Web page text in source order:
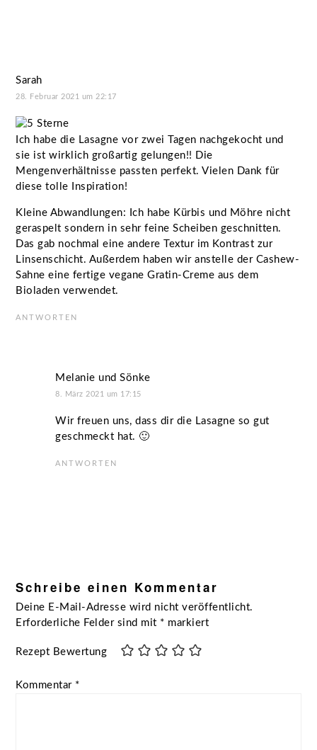
Sarah
28. Februar 2021 um 22:17
Ich habe die Lasagne vor zwei Tagen nachgekocht und
sie ist wirklich großartig gelungen!! Die
Mengenverhältnisse passten perfekt. Vielen Dank für
diese tolle Inspiration!
Kleine Abwandlungen: Ich habe Kürbis und Möhre nicht
geraspelt sondern in sehr feine Scheiben geschnitten.
Das gab nochmal eine andere Textur im Kontrast zur
Linsenschicht. Außerdem haben wir anstelle der Cashew-
Sahne eine fertige vegane Gratin-Creme aus dem
Bioladen verwendet.
ANTWORTEN
Melanie und Sönke
8. März 2021 um 17:15
Wir freuen uns, dass dir die Lasagne so gut
geschmeckt hat. 🙂
ANTWORTEN
Schreibe einen Kommentar
Deine E-Mail-Adresse wird nicht veröffentlicht.
Erforderliche Felder sind mit * markiert
Rezept Bewertung
Kommentar *